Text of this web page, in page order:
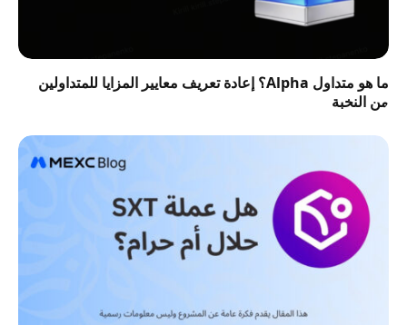
ما هو متداول Alpha؟ إعادة تعريف معايير المزايا للمتداولين
من النخبة